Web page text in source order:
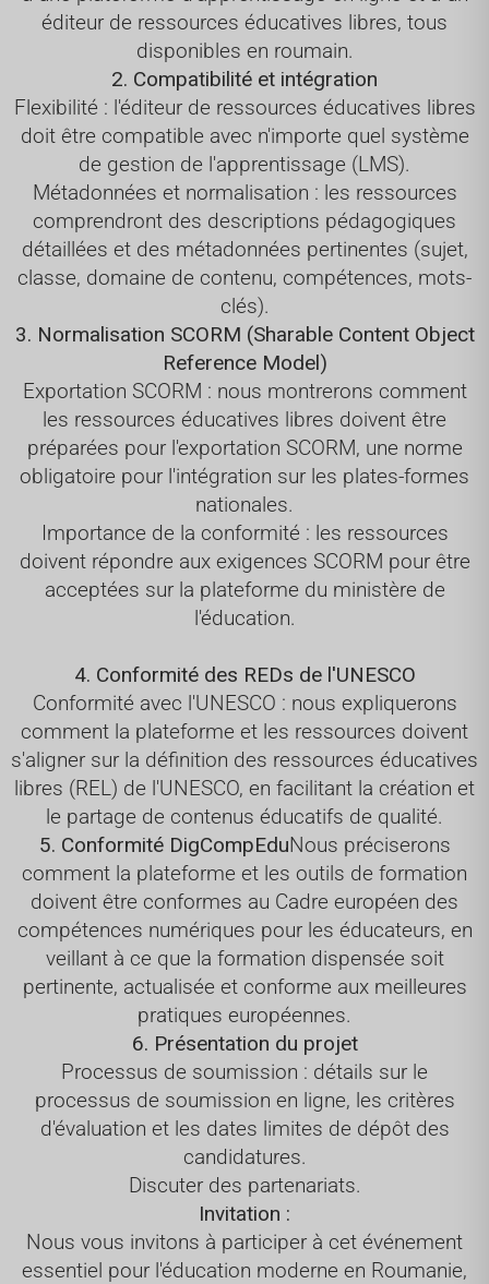
éditeur de ressources éducatives libres, tous
disponibles en roumain.
2. Compatibilité et intégration
Flexibilité : l'éditeur de ressources éducatives libres
doit être compatible avec n'importe quel système
de gestion de l'apprentissage (LMS).
Métadonnées et normalisation : les ressources
comprendront des descriptions pédagogiques
détaillées et des métadonnées pertinentes (sujet,
classe, domaine de contenu, compétences, mots-
clés).
3. Normalisation SCORM (Sharable Content Object
Reference Model)
Exportation SCORM : nous montrerons comment
les ressources éducatives libres doivent être
préparées pour l'exportation SCORM, une norme
obligatoire pour l'intégration sur les plates-formes
nationales.
Importance de la conformité : les ressources
doivent répondre aux exigences SCORM pour être
acceptées sur la plateforme du ministère de
l'éducation.
4. Conformité des REDs de l'UNESCO
Conformité avec l'UNESCO : nous expliquerons
comment la plateforme et les ressources doivent
s'aligner sur la définition des ressources éducatives
libres (REL) de l'UNESCO, en facilitant la création et
le partage de contenus éducatifs de qualité.
5. Conformité DigCompEduNous préciserons
comment la plateforme et les outils de formation
doivent être conformes au Cadre européen des
compétences numériques pour les éducateurs, en
veillant à ce que la formation dispensée soit
pertinente, actualisée et conforme aux meilleures
pratiques européennes.
6. Présentation du projet
Processus de soumission : détails sur le
processus de soumission en ligne, les critères
d'évaluation et les dates limites de dépôt des
candidatures.
Discuter des partenariats.
Invitation :
Nous vous invitons à participer à cet événement
essentiel pour l'éducation moderne en Roumanie,